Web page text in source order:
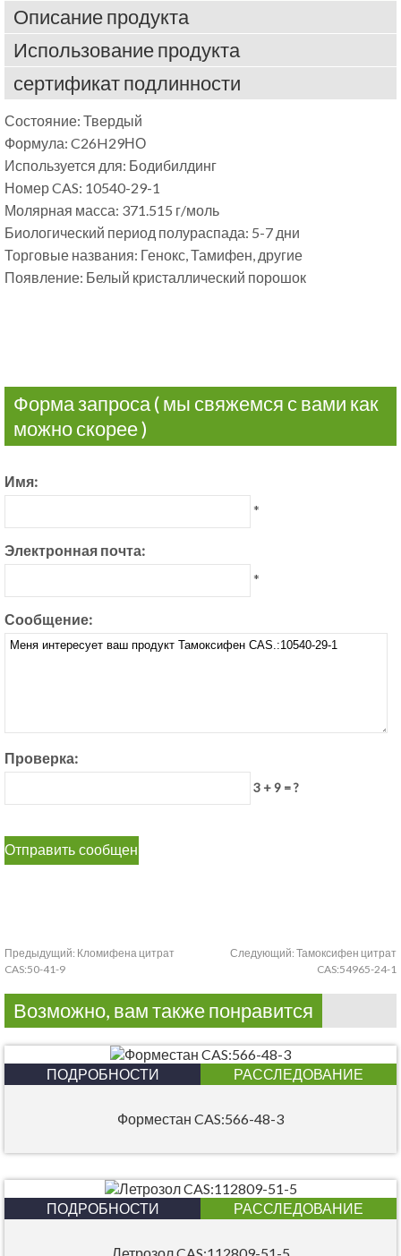
Описание продукта
Использование продукта
сертификат подлинности
Состояние: Твердый
Формула: C26H29НО
Используется для: Бодибилдинг
Номер CAS: 10540-29-1
Молярная масса: 371.515 г/моль
Биологический период полураспада: 5-7 дни
Торговые названия: Генокс, Тамифен, другие
Появление: Белый кристаллический порошок
Форма запроса ( мы свяжемся с вами как
можно скорее )
Имя:
*
Электронная почта:
*
Сообщение:
Проверка:
3 + 9 = ?
Предыдущий: Кломифена цитрат
CAS:50-41-9
Следующий: Тамоксифен цитрат
CAS:54965-24-1
Возможно, вам также понравится
ПОДРОБНОСТИ РАССЛЕДОВАНИЕ
Форместан CAS:566-48-3
ПОДРОБНОСТИ РАССЛЕДОВАНИЕ